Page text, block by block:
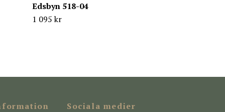
Edsbyn 518-04
1 095 kr
Sociala medier